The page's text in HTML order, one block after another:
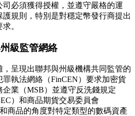
必須獲得授權，並遵守嚴格的運
規則，特別是對穩定幣發行商提出
。
級監管網絡
呈現出聯邦與州級機構共同監管的
執法網絡（FinCEN）要求加密貨
業（MSB）並遵守反洗錢規定
）和商品期貨交易委員會
商品的角度對特定類型的數碼資產